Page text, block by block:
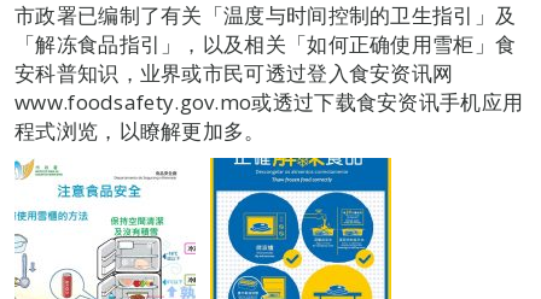
市政署已编制了有关「温度与时间控制的卫生指引」及
「解冻食品指引」，以及相关「如何正确使用雪柜」食
安科普知识，业界或市民可透过登入食安资讯网
www.foodsafety.gov.mo或透过下载食安资讯手机应用
程式浏览，以瞭解更加多。